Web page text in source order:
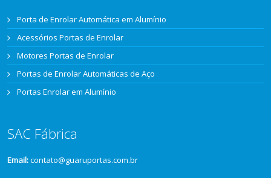
Porta de Enrolar Automática em Alumínio
Acessórios Portas de Enrolar
Motores Portas de Enrolar
Portas de Enrolar Automáticas de Aço
Portas Enrolar em Alumínio
SAC Fábrica
Email:contato@guaruportas.com.br